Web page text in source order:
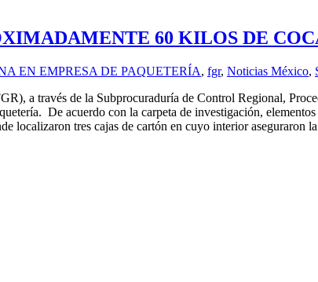
60 KILOS DE
EN EMPRESA DE PAQUETERÍA, fgr, Noticias México,
a través de la Subprocuraduría de Control Regional,
De acuerdo con la carpeta de investigación,
localizaron tres cajas de cartón en cuyo interior